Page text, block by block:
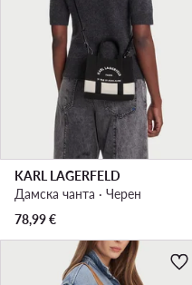
KARL LAGERFELD
Дамска чанта · Черен
78,99€